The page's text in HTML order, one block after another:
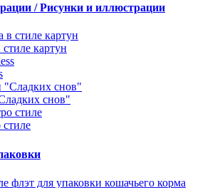
/ Рисунки и иллюстрации
картун
снов"